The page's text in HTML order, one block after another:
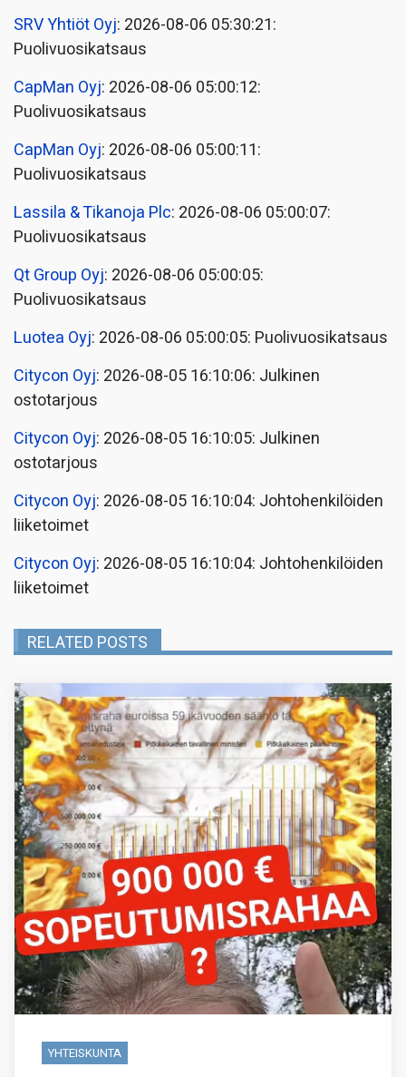
SRV Yhtiöt Oyj: 2026-08-06 05:30:21:
Puolivuosikatsaus
CapMan Oyj: 2026-08-06 05:00:12:
Puolivuosikatsaus
CapMan Oyj: 2026-08-06 05:00:11:
Puolivuosikatsaus
Lassila & Tikanoja Plc: 2026-08-06 05:00:07:
Puolivuosikatsaus
Qt Group Oyj: 2026-08-06 05:00:05:
Puolivuosikatsaus
Luotea Oyj: 2026-08-06 05:00:05: Puolivuosikatsaus
Citycon Oyj: 2026-08-05 16:10:06: Julkinen
ostotarjous
Citycon Oyj: 2026-08-05 16:10:05: Julkinen
ostotarjous
Citycon Oyj: 2026-08-05 16:10:04: Johtohenkilöiden
liiketoimet
Citycon Oyj: 2026-08-05 16:10:04: Johtohenkilöiden
liiketoimet
RELATED POSTS
YHTEISKUNTA